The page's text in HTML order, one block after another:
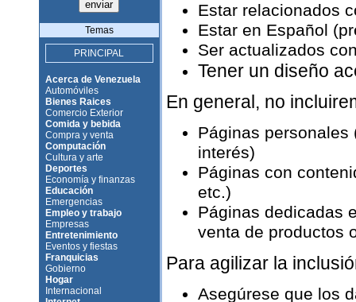
Temas
PRINCIPAL
Acerca de Venezuela
Automóviles
Bienes Raices
Comercio Exterior
Comida y bebida
Compra y venta
Computación
Cultura y arte
Deportes
Economía y finanzas
Educación
Emergencias
Empleo y trabajo
Empresas
Entretenimiento
Eventos y fiestas
Franquicias
Gobierno
Hogar
Internacional
Estar relacionados
Estar en Español
Ser actualizados
Tener un diseño
En general, no
Páginas personales
interés)
Páginas con
etc.)
Páginas dedicadas
venta de productos
Para agilizar la
Asegúrese que los